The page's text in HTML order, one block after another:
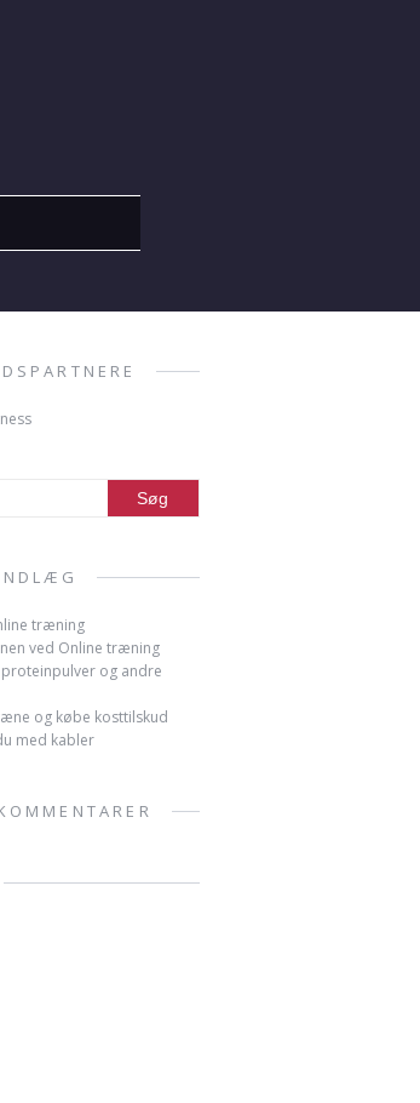
træning
ved Online træning
og andre
og købe kosttilskud
med kabler